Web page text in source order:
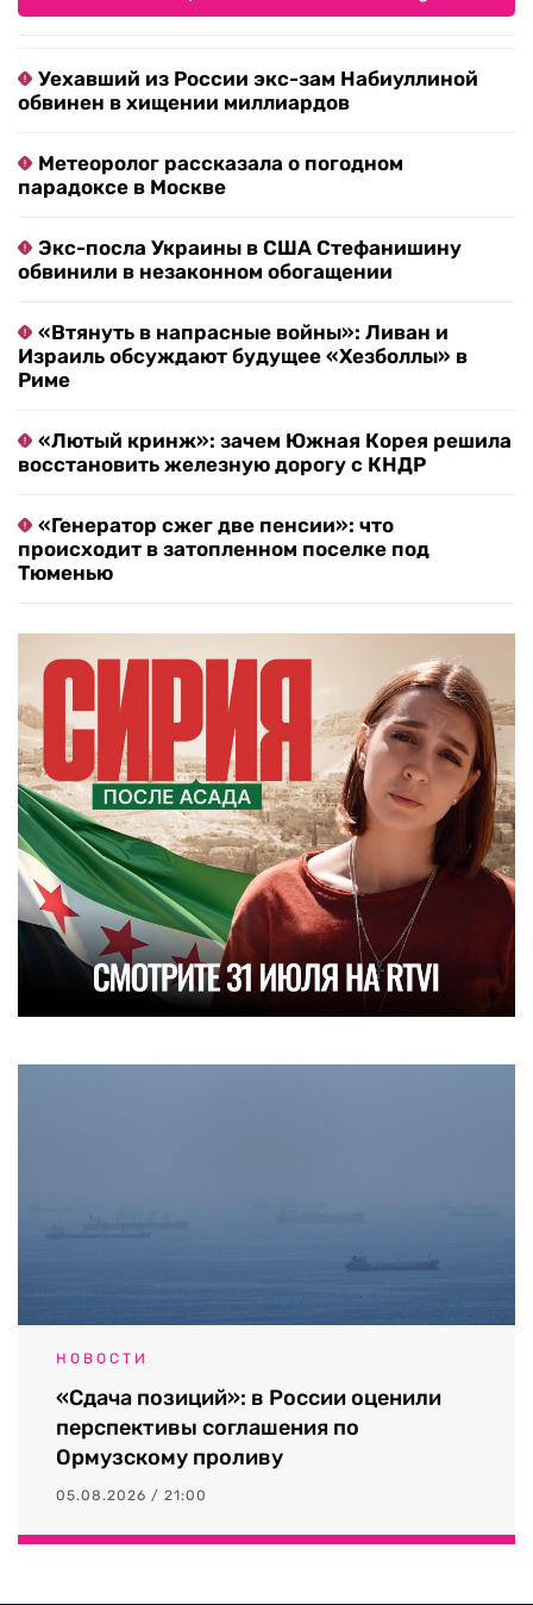
Уехавший из России экс-зам Набиуллиной
обвинен в хищении миллиардов
Метеоролог рассказала о погодном
парадоксе в Москве
Экс-посла Украины в США Стефанишину
обвинили в незаконном обогащении
«Втянуть в напрасные войны»: Ливан и
Израиль обсуждают будущее «Хезболлы» в
Риме
«Лютый кринж»: зачем Южная Корея решила
восстановить железную дорогу с КНДР
«Генератор сжег две пенсии»: что
происходит в затопленном поселке под
Тюменью
НОВОСТИ
«Сдача позиций»: в России оценили
перспективы соглашения по
Ормузскому проливу
05.08.2026 / 21:00